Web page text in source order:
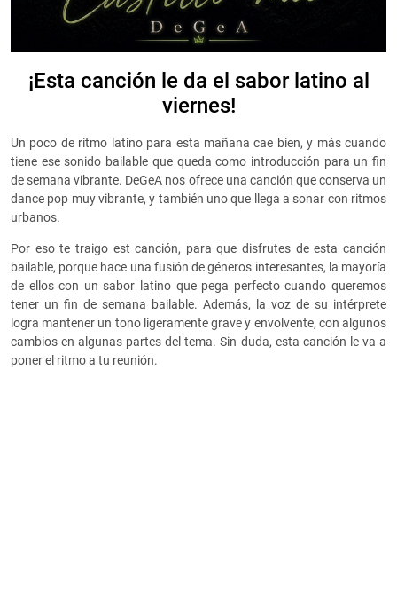
¡Esta canción le da el sabor latino al
viernes!
Un poco de ritmo latino para esta mañana cae bien, y más cuando
tiene ese sonido bailable que queda como introducción para un fin
de semana vibrante. DeGeA nos ofrece una canción que conserva un
dance pop muy vibrante, y también uno que llega a sonar con ritmos
urbanos.
Por eso te traigo est canción, para que disfrutes de esta canción
bailable, porque hace una fusión de géneros interesantes, la mayoría
de ellos con un sabor latino que pega perfecto cuando queremos
tener un fin de semana bailable. Además, la voz de su intérprete
logra mantener un tono ligeramente grave y envolvente, con algunos
cambios en algunas partes del tema. Sin duda, esta canción le va a
poner el ritmo a tu reunión.